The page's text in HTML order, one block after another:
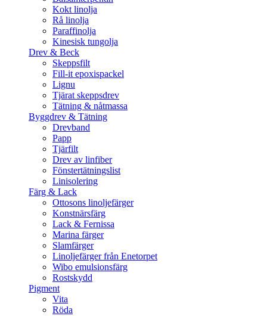
Kokt linolja
Rå linolja
Paraffinolja
Kinesisk tungolja
Drev & Beck
Skeppsfilt
Fill-it epoxispackel
Lignu
Tjärat skeppsdrev
Tätning & nåtmassa
Byggdrev & Tätning
Drevband
Papp
Tjärfilt
Drev av linfiber
Fönstertätningslist
Linisolering
Färg & Lack
Ottosons linoljefärger
Konstnärsfärg
Lack & Fernissa
Marina färger
Slamfärger
Linoljefärger från Enetorpet
Wibo emulsionsfärg
Rostskydd
Pigment
Vita
Röda